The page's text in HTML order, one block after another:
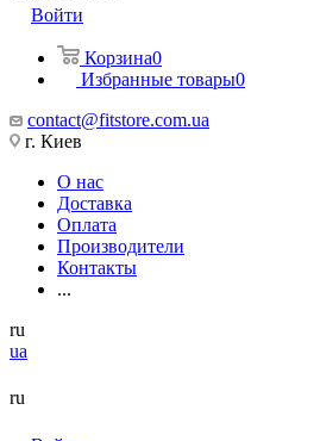
Войти
Корзина0
Избранные товары0
contact@fitstore.com.ua
г. Киев
О нас
Доставка
Оплата
Производители
Контакты
...
ru
ua
ru